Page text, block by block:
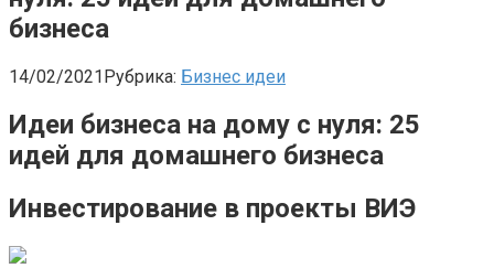
бизнеса
14/02/2021Рубрика: Бизнес идеи
Идеи бизнеса на дому с нуля: 25
идей для домашнего бизнеса
Инвестирование в проекты ВИЭ